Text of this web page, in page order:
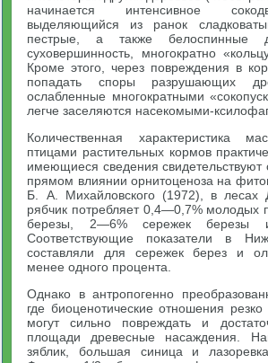
начинается интенсивное
выделяющийся из ранок
пестрые, а также белоспинные
суховершинность, многократно
Кроме этого, через повреждения в
попадать споры разрушающих
ослабленные многократными
легче заселяются насекомыми-
Количественная характеристика
птицами растительных кормов
имеющиеся сведения свидетельствуют
прямом влиянии орнитоценоза на
Б. А. Михайловского (1972), в лесах
рябчик потребляет 0,4—0,7% молодых
березы, 2—6% сережек березы
Соответствующие показатели в
составляли для сережек берез и
менее одного процента.
Однако в антропогенно
где биоценотические отношения
могут сильно повреждать и
площади древесные насаждения.
зяблик, большая синица и